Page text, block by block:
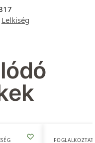
Lelkiség